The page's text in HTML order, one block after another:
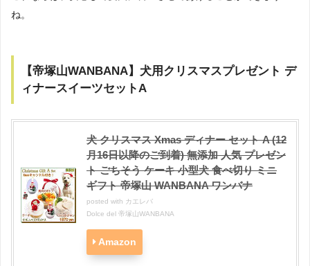
ね。
【帝塚山WANBANA】犬用クリスマスプレゼント デ
ィナースイーツセットA
犬 クリスマス Xmas ディナー セット A (12
月16日以降のご到着) 無添加 人気 プレゼン
ト ごちそう ケーキ 小型犬 食べ切り ミニ
ギフト 帝塚山 WANBANA ワンバナ
posted with カエレバ
Dolce del 帝塚山WANBANA
Amazon